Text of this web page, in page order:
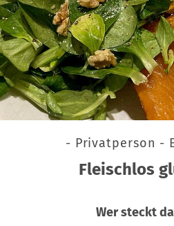
- Privatperson -
Fleischlos
Wer steckt